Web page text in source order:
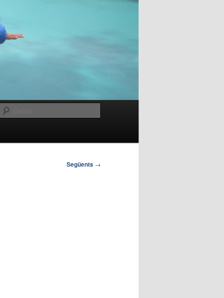
Següents →